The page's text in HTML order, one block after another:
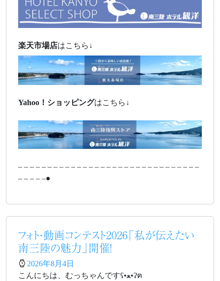
楽天市場店はこちら↓
Yahoo！ ショッピングはこちら↓
– – – – – – – – – – – – – – – – – – – – – – – – – – – – – – –
– – – – –●
フォト・動画コンテスト2026「私が伝えたい
南三陸の魅力」開催！
2026年8月4日
こんにちは、むっちゃんですʕ•ﻌ•ʔฅ